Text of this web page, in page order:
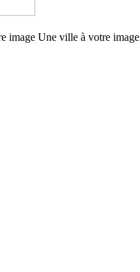
image Une ville à votre image